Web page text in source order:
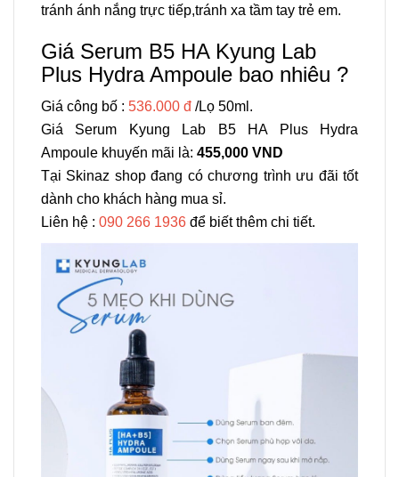
tránh ánh nắng trực tiếp,tránh xa tầm tay trẻ em.
Giá Serum B5 HA Kyung Lab
Plus Hydra Ampoule bao nhiêu ?
Giá công bố : 536.000 đ /Lọ 50ml.
Giá Serum Kyung Lab B5 HA Plus Hydra
Ampoule khuyến mãi là: 455,000 VND
Tại Skinaz shopđang có chương trình ưu đãi tốt
dành cho khách hàng mua sỉ.
Liên hệ : 090 266 1936 để biết thêm chi tiết.